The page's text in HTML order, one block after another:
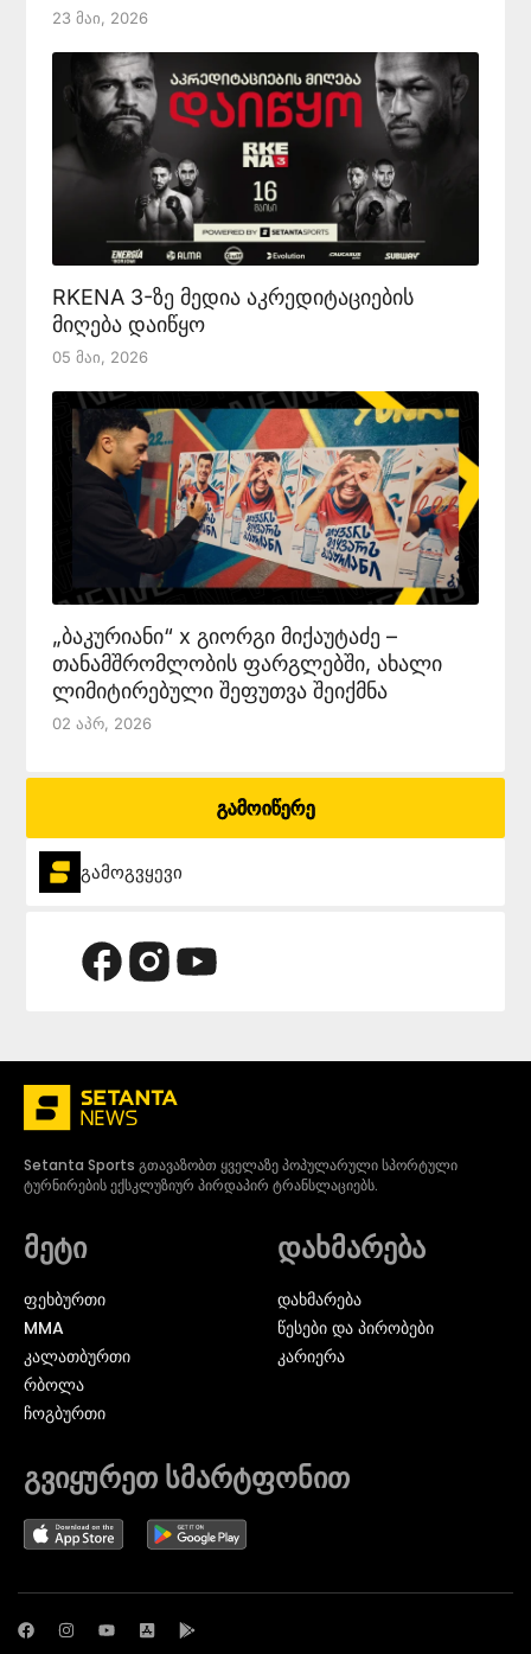
23 Მაი, 2026
RKENA 3-ზე მედია აკრედიტაციების
მიღება დაიწყო
05 Მაი, 2026
„ბაკურიანი“ x გიორგი მიქაუტაძე –
თანამშრომლობის ფარგლებში, ახალი
ლიმიტირებული შეფუთვა შეიქმნა
02 Აპრ, 2026
გამოიწერე
გამოგვყევი
Setanta Sports გთავაზობთ ყველაზე პოპულარული სპორტული
ტურნირების ექსკლუზიურ პირდაპირ ტრანსლაციებს.
მეტი
ᲤᲔᲮᲑᲣᲠᲗᲘ
MMA
ᲙᲐᲚᲐᲗᲑᲣᲠᲗᲘ
ᲠᲑᲝᲚᲐ
ᲩᲝᲒᲑᲣᲠᲗᲘ
დახმარება
დახმარება
წესები და პირობები
კარიერა
გვიყურეთ სმარტფონით